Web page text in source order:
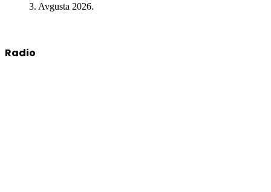
3. Avgusta 2026.
Radio